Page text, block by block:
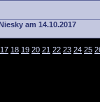
am 14.10.2017
17 18 19 20 21 22 23 24 25